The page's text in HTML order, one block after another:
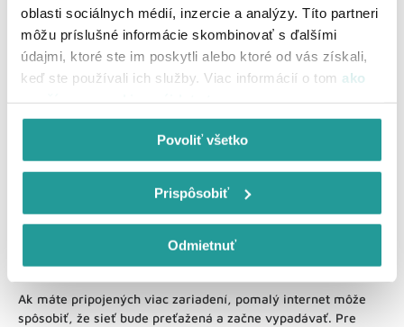
oblasti sociálnych médií, inzercie a analýzy. Títo partneri
môžu príslušné informácie skombinovať s ďalšími
údajmi, ktoré ste im poskytli alebo ktoré od vás získali,
keď ste používali ich služby. Viac informácií o tom ako
Povoliť všetko
Prispôsobiť
Odmietnuť
Prehľad služieb UPC internetu
Rýchly a stabilný internet vám umožní ničím nerušené
sledovanie filmov vo vysokom rozlíšení, bezproblémové
hranie online hier či stabilné pracovné videohovory.
Ak máte pripojených viac zariadení, pomalý internet môže
spôsobiť, že sieť bude preťažená a začne vypadávať. Pre